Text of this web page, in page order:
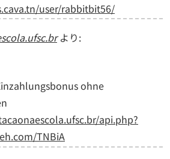
user/rabbitbit56/
より:
ohne
api.php?
TNBiA